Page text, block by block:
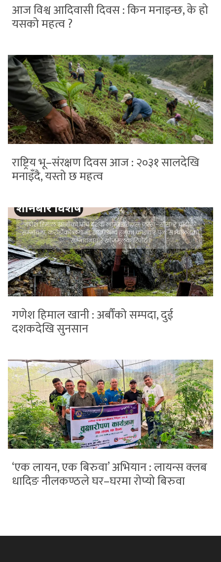
आज विश्व आदिवासी दिवस : किन मनाइन्छ, के हो
यसको महत्व ?
राष्ट्रिय भू–संरक्षण दिवस आज : २०३१ सालदेखि
मनाइँदै, यस्तो छ महत्व
गणेश हिमाल खानी : अर्बौंको सम्पदा, दुई
दशकदेखि सुनसान
‘एक लायन, एक बिरुवा’ अभियान : लायन्स क्लब
धादिङ नीलकण्ठले घर–घरमा रोप्यो बिरुवा